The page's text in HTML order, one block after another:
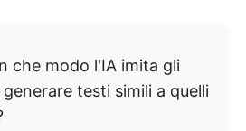
che modo l'IA imita gli
testi simili a quelli